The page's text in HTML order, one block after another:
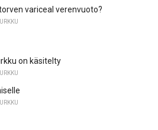
variceal verenvuoto?
on käsitelty